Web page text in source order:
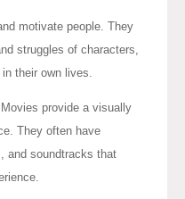
motivate people. They
struggles of characters,
their own lives.
provide a visually
They often have
and soundtracks that